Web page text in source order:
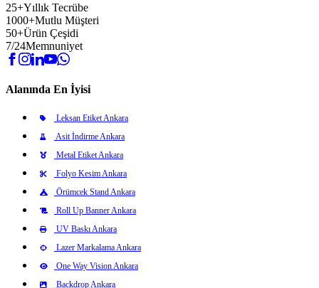
25+Yıllık Tecrübe
1000+Mutlu Müşteri
50+Ürün Çeşidi
7/24Memnuniyet
Alanında En İyisi
Leksan Etiket Ankara
Asit İndirme Ankara
Metal Etiket Ankara
Folyo Kesim Ankara
Örümcek Stand Ankara
Roll Up Banner Ankara
UV Baskı Ankara
Lazer Markalama Ankara
One Way Vision Ankara
Backdrop Ankara